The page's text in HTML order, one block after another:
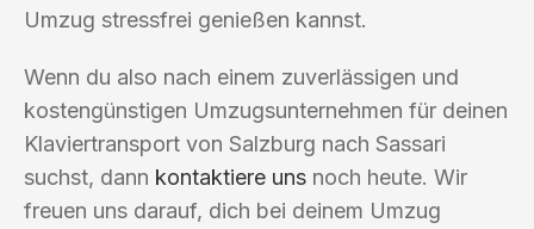
Umzug stressfrei genießen kannst.
Wenn du also nach einem zuverlässigen und
kostengünstigen Umzugsunternehmen für deinen
Klaviertransport von Salzburg nach Sassari
suchst, dann kontaktiere uns noch heute. Wir
freuen uns darauf, dich bei deinem Umzug